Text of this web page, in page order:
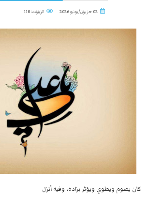
02 حزيران/يونيو 2026 الزيارات: 118
کان يصوم ويطوي ويؤثر ‌بزاده، وفيه أنزل